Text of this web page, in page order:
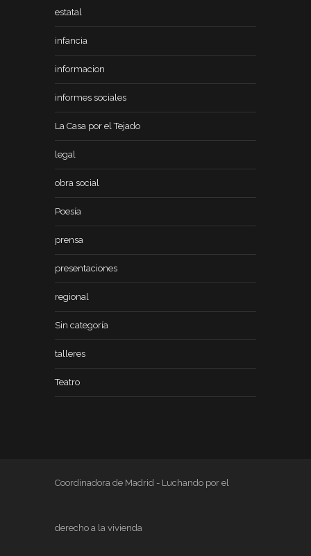
estatal
infancia
informacion
informes sociales
La Casa por el Tejado
legal
obra social
Poesía
prensa
presentaciones
regional
Sin categoría
talleres
Teatro
Coordinadora de Madrid - Luchando por el
derecho a la vivienda